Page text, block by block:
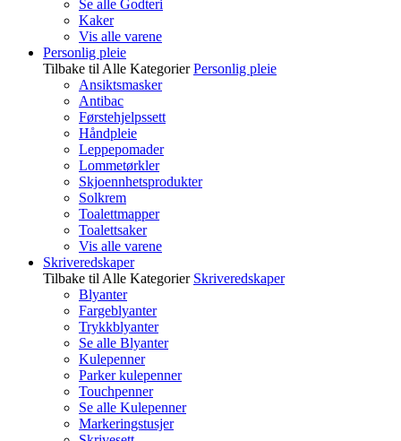
Se alle Godteri
Kaker
Vis alle varene
Personlig pleie
Tilbake til Alle Kategorier Personlig pleie
Ansiktsmasker
Antibac
Førstehjelpssett
Håndpleie
Leppepomader
Lommetørkler
Skjoennhetsprodukter
Solkrem
Toalettmapper
Toalettsaker
Vis alle varene
Skriveredskaper
Tilbake til Alle Kategorier Skriveredskaper
Blyanter
Fargeblyanter
Trykkblyanter
Se alle Blyanter
Kulepenner
Parker kulepenner
Touchpenner
Se alle Kulepenner
Markeringstusjer